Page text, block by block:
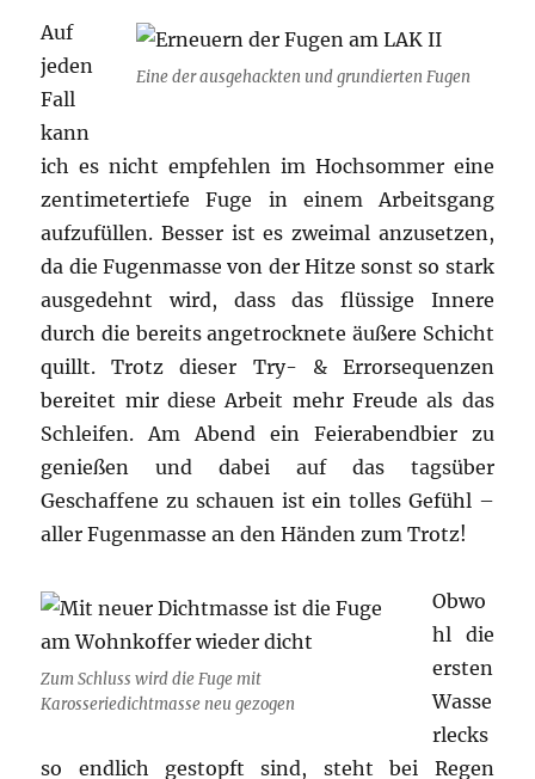
Eine der ausgehackten und grundierten Fugen
Auf
jeden
Fall
kann
ich es nicht empfehlen im Hochsommer eine
zentimetertiefe Fuge in einem Arbeitsgang
aufzufüllen. Besser ist es zweimal anzusetzen,
da die Fugenmasse von der Hitze sonst so stark
ausgedehnt wird, dass das flüssige Innere
durch die bereits angetrocknete äußere Schicht
quillt. Trotz dieser Try- & Errorsequenzen
bereitet mir diese Arbeit mehr Freude als das
Schleifen. Am Abend ein Feierabendbier zu
genießen und dabei auf das tagsüber
Geschaffene zu schauen ist ein tolles Gefühl –
aller Fugenmasse an den Händen zum Trotz!
Zum Schluss wird die Fuge mit
Karosseriedichtmasse neu gezogen
Obwo
hl die
ersten
Wasse
rlecks
so endlich gestopft sind, steht bei Regen